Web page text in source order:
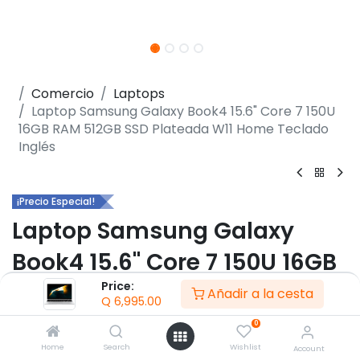
Price:
Q 6,995.00 Añadir a la cesta
Home Search
0
Wishlist Account
Comercio
Laptops
Laptop Samsung Galaxy Book4 15.6" Core 7 150U
16GB RAM 512GB SSD Plateada W11 Home Teclado
Inglés
¡Precio Especial!
Laptop Samsung Galaxy
Book4 15.6" Core 7 150U 16GB
RAM 512GB SSD Plateada W11
Home Teclado Inglés